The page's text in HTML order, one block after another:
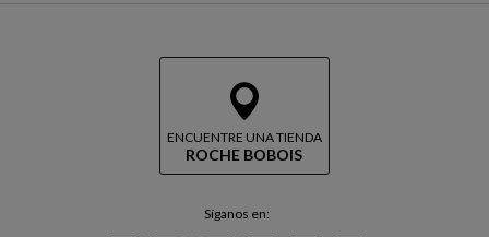
ENCUENTRE UNA TIENDA
ROCHE BOBOIS
Síganos en: